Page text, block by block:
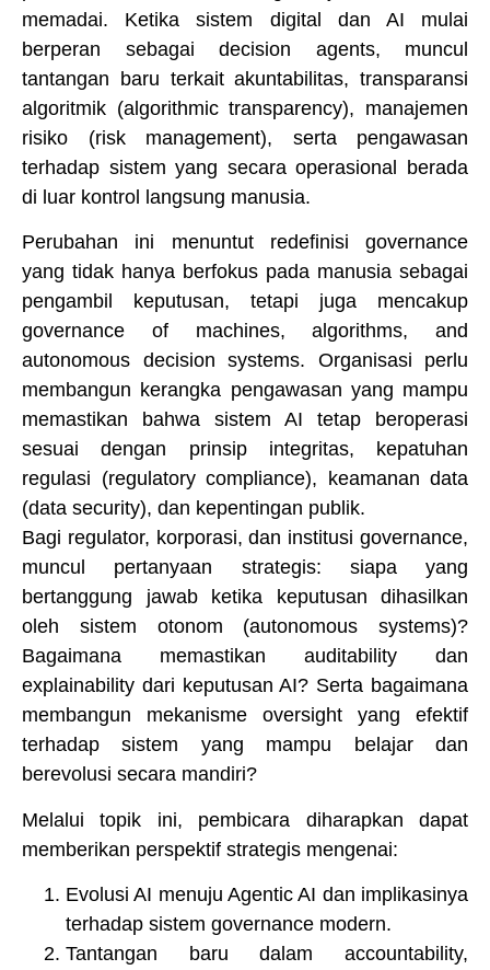
memadai. Ketika sistem digital dan AI mulai
berperan sebagai decision agents, muncul
tantangan baru terkait akuntabilitas, transparansi
algoritmik (algorithmic transparency), manajemen
risiko (risk management), serta pengawasan
terhadap sistem yang secara operasional berada
di luar kontrol langsung manusia.
Perubahan ini menuntut redefinisi governance
yang tidak hanya berfokus pada manusia sebagai
pengambil keputusan, tetapi juga mencakup
governance of machines, algorithms, and
autonomous decision systems. Organisasi perlu
membangun kerangka pengawasan yang mampu
memastikan bahwa sistem AI tetap beroperasi
sesuai dengan prinsip integritas, kepatuhan
regulasi (regulatory compliance), keamanan data
(data security), dan kepentingan publik.
Bagi regulator, korporasi, dan institusi governance,
muncul pertanyaan strategis: siapa yang
bertanggung jawab ketika keputusan dihasilkan
oleh sistem otonom (autonomous systems)?
Bagaimana memastikan auditability dan
explainability dari keputusan AI? Serta bagaimana
membangun mekanisme oversight yang efektif
terhadap sistem yang mampu belajar dan
berevolusi secara mandiri?
Melalui topik ini, pembicara diharapkan dapat
memberikan perspektif strategis mengenai:
Evolusi AI menuju Agentic AI dan implikasinya
terhadap sistem governance modern.
Tantangan baru dalam accountability,